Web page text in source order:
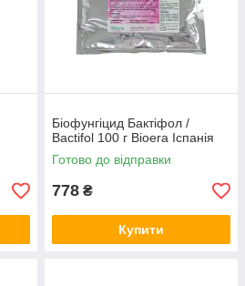
Біофунгіцид Бактіфол /
Bactifol 100 г Bioera Іспанія
Готово до відправки
778 ₴
Купити